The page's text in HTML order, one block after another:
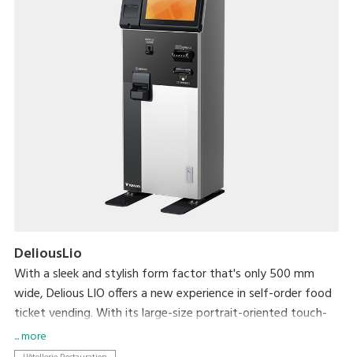
DeliousLio
With a sleek and stylish form factor that's only 500 mm
wide, Delious LIO offers a new experience in self-order food
ticket vending. With its large-size portrait-oriented touch-
panel, an industry first, Delious LIO makes self-ordering a
... more